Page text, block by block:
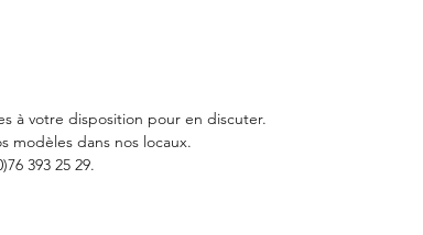
à votre disposition pour en discuter.
modèles dans nos locaux.
393 25 29.